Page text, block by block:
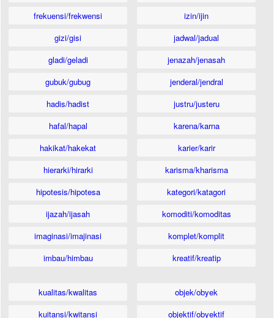
frekuensi/frekwensi
gizi/gisi
gladi/geladi
gubuk/gubug
hadis/hadist
hafal/hapal
hakikat/hakekat
hierarki/hirarki
hipotesis/hipotesa
ijazah/ijasah
imaginasi/imajinasi
imbau/himbau
izin/ijin
jadwal/jadual
jenazah/jenasah
jenderal/jendral
justru/justeru
karena/karna
karier/karir
karisma/kharisma
kategori/katagori
komoditi/komoditas
komplet/komplit
kreatif/kreatip
kualitas/kwalitas
kuitansi/kwitansi
objek/obyek
objektif/obyektif